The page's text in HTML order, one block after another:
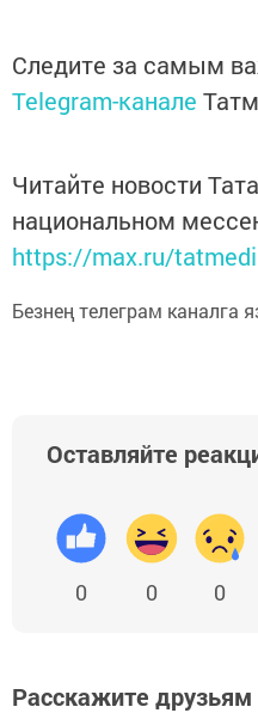
Следите за самым
Telegram-канале
Читайте новости
национальном
https://max.ru/
Безнең телеграм каналга
Оставляйте
0 0 0
Расскажите друзьям